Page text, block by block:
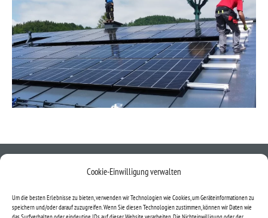
Cookie-Einwilligung verwalten
Um die besten Erlebnisse zu bieten, verwenden wir Technologien wie Cookies, um Geräteinformationen zu
speichern und/oder darauf zuzugreifen. Wenn Sie diesen Technologien zustimmen, können wir Daten wie
Handelsregisternummer: FN 033919g